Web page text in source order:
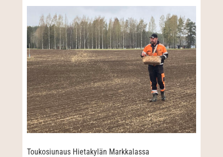
Toukosiunaus Hietakylän Markkalassa